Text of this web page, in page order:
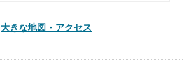
大きな地図・アクセス